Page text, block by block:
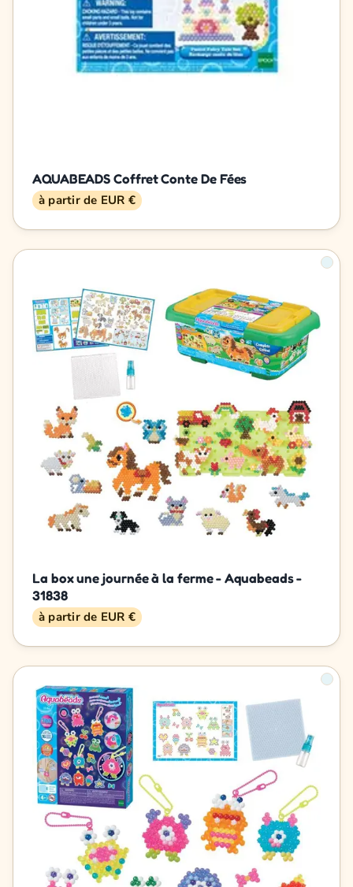
AQUABEADS Coffret Conte De Fées
à partir de EUR €
La box une journée à la ferme - Aquabeads -
31838
à partir de EUR €